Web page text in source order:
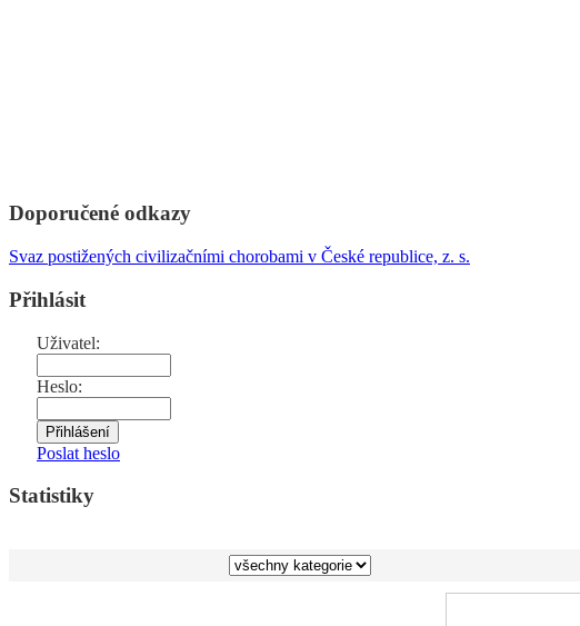
Doporučené odkazy
Svaz postižených civilizačními chorobami v České republice, z. s.
Přihlásit
Uživatel:
Heslo:
Poslat heslo
Statistiky